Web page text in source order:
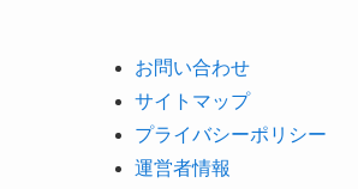
お問い合わせ
サイトマップ
プライバシーポリシー
運営者情報